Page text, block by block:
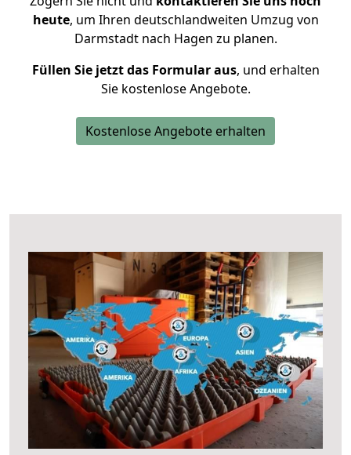
heute, um Ihren deutschlandweiten Umzug von
Darmstadt nach Hagen zu planen.
Füllen Sie jetzt das Formular aus, und erhalten
Sie kostenlose Angebote.
Kostenlose Angebote erhalten